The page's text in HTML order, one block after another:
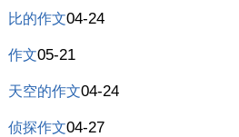
比的作文04-24
作文05-21
天空的作文04-24
侦探作文04-27